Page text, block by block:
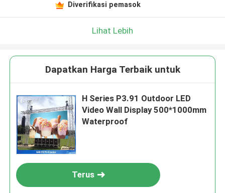
Diverifikasi pemasok
Lihat Lebih
Dapatkan Harga Terbaik untuk
H Series P3.91 Outdoor LED
Video Wall Display 500*1000mm
Waterproof
Terus